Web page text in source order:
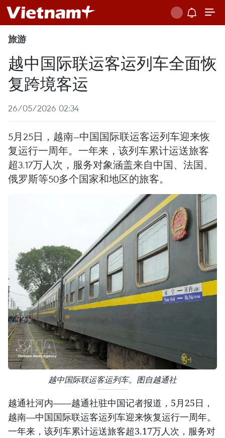
旅游
越中国际联运客运列车全面恢
复跨境客运
26/05/2026 02:34
5月25日，越南—中国国际联运客运列车迎来恢
复运行一周年。一年来，该列车累计运送旅客
超3.17万人次，服务对象涵盖来自中国、法国、
俄罗斯等50多个国家和地区的旅客。
越中国际联运客运列车。图自越通社
越通社河内——越通社驻中国记者报道，5月25日，
越南—中国国际联运客运列车迎来恢复运行一周年。
一年来，该列车累计运送旅客超3.17万人次，服务对